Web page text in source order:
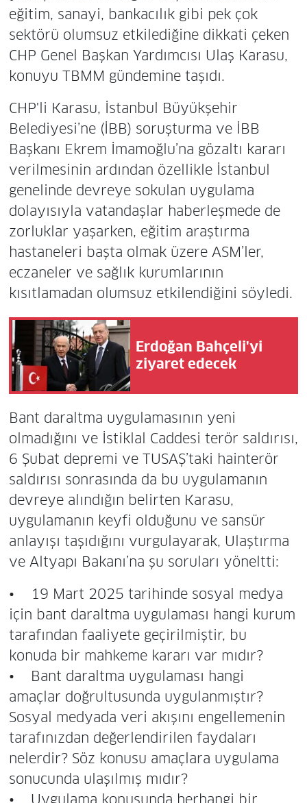
eğitim, sanayi, bankacılık gibi pek çok
sektörü olumsuz etkilediğine dikkati çeken
CHP Genel Başkan Yardımcısı Ulaş Karasu,
konuyu TBMM gündemine taşıdı.
CHP'li Karasu, İstanbul Büyükşehir
Belediyesi’ne (İBB) soruşturma ve İBB
Başkanı Ekrem İmamoğlu’na gözaltı kararı
verilmesinin ardından özellikle İstanbul
genelinde devreye sokulan uygulama
dolayısıyla vatandaşlar haberleşmede de
zorluklar yaşarken, eğitim araştırma
hastaneleri başta olmak üzere ASM’ler,
eczaneler ve sağlık kurumlarının
kısıtlamadan olumsuz etkilendiğini söyledi.
Erdoğan Bahçeli'yi
ziyaret edecek
Bant daraltma uygulamasının yeni
olmadığını ve İstiklal Caddesi terör saldırısı,
6 Şubat depremi ve TUSAŞ’taki hainterör
saldırısı sonrasında da bu uygulamanın
devreye alındığın belirten Karasu,
uygulamanın keyfi olduğunu ve sansür
anlayışı taşıdığını vurgulayarak, Ulaştırma
ve Altyapı Bakanı’na şu soruları yöneltti:
• 19 Mart 2025 tarihinde sosyal medya
için bant daraltma uygulaması hangi kurum
tarafından faaliyete geçirilmiştir, bu
konuda bir mahkeme kararı var mıdır?
• Bant daraltma uygulaması hangi
amaçlar doğrultusunda uygulanmıştır?
Sosyal medyada veri akışını engellemenin
tarafınızdan değerlendirilen faydaları
nelerdir? Söz konusu amaçlara uygulama
sonucunda ulaşılmış mıdır?